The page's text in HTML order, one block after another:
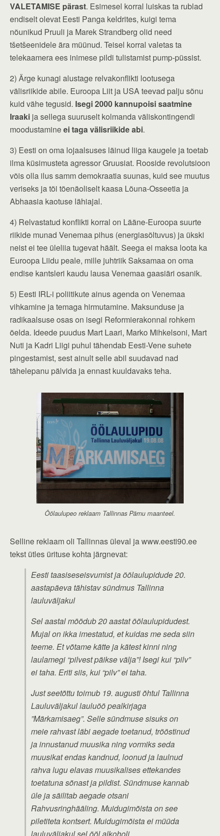
VALETAMISE pärast. Esimesel korral luiskas ta rublad
endiselt olevat Eesti Panga keldrites, kuigi tema
nõunikud Pruuli ja Marek Strandberg olid need
tšetšeenidele ära müünud. Teisel korral valetas ta
telekaamera ees inimese pildi tulistamist pump-püssist.
2) Ärge kunagi alustage relvakonflikti lootusega
välisriikide abile. Euroopa Liit ja USA teevad palju sõnu
kuid vähe tegusid. Isegi 2000 kannupoisi saatmine
Iraaki ja sellega suuruselt kolmanda väliskontingendi
moodustamineei taga välisriikide abi.
3) Eesti on oma lojaalsuses läinud liiga kaugele ja toetab
ilma küsimusteta agressor Gruusiat. Rooside revolutsioon
võis olla ilus samm demokraatia suunas, kuid see muutus
veriseks ja tõi tõenäoliselt kaasa Lõuna-Osseetia ja
Abhaasia kaotuse lähiajal.
4) Relvastatud konflikti korral on Lääne-Euroopa suurte
riikide munad Venemaa pihus (energiasõltuvus) ja ükski
neist ei tee üleliia tugevat häält. Seega ei maksa loota ka
Euroopa Liidu peale, mille juhtriik Saksamaa on oma
endise kantsleri kaudu lausa Venemaa gaasiäri osanik.
5) Eesti IRL-i poliitikute ainus agenda on Venemaa
vihkamine ja temaga hirmutamine. Maksunduse ja
radikaalsuse osas on isegi Reformierakonnal rohkem
öelda. Ideede puudus Mart Laari, Marko Mihkelsoni, Mart
Nuti ja Kadri Liigi puhul tähendab Eesti-Vene suhete
pingestamist, sest ainult selle abil suudavad nad
tähelepanu pälvida ja ennast kuuldavaks teha.
Öölaulupeo reklaam Tallinnas Pärnu maanteel.
Selline reklaam oli Tallinnas üleval ja www.eesti90.ee
tekst ütles ürituse kohta järgnevat:
Eesti taasiseseisvumist ja öölaulupidude 20.
aastapäeva tähistav sündmus Tallinna
lauluväljakul
Sel aastal möödub 20 aastat öölaulupidudest.
Mujal on ikka imestatud, et kuidas me seda siin
teeme. Et võtame kätte ja kätest kinni ning
laulamegi “pilvest päikse välja”! Isegi kui “pilv”
ei taha. Eriti siis, kui “pilv” ei taha.
Just seetõttu toimub 19. augusti õhtul Tallinna
Lauluväljakul lauluöö pealkirjaga
”Märkamisaeg”. Selle sündmuse sisuks on
meie rahvast läbi aegade toetanud, trööstinud
ja innustanud muusika ning vormiks seda
muusikat endas kandnud, loonud ja laulnud
rahva lugu elavas muusikalises ettekandes
toetatuna sõnast ja pildist. Sündmuse kannab
üle ja säilitab aegade otsani
Rahvusringhääling. Muidugimõista on see
piletiteta kontsert. Muidugimõista ei müüda